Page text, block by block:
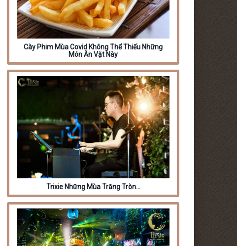
Cày Phim Mùa Covid Không Thể Thiếu Những
Món Ăn Vặt Này
Trixie Những Mùa Trăng Tròn…